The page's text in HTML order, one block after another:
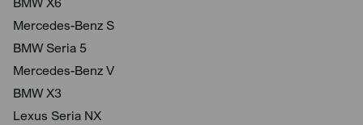
Mercedes-Benz S
BMW Seria 5
Mercedes-Benz V
BMW X3
Lexus Seria NX